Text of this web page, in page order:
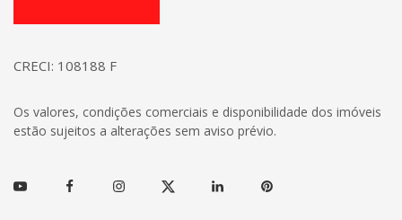
CRECI: 108188 F
Os valores, condições comerciais e disponibilidade dos imóveis
estão sujeitos a alterações sem aviso prévio.
Youtube FacebookInstagramTwitter Linkedin Pinterest